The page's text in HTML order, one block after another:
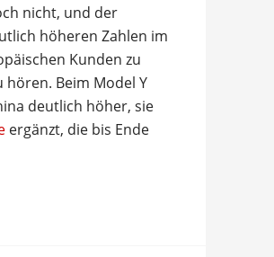
nicht, und der
höheren Zahlen im
Kunden zu
Beim Model Y
deutlich höher, sie
ergänzt, die bis Ende